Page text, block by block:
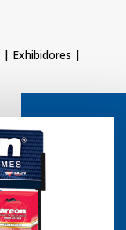
| Exhibidores |